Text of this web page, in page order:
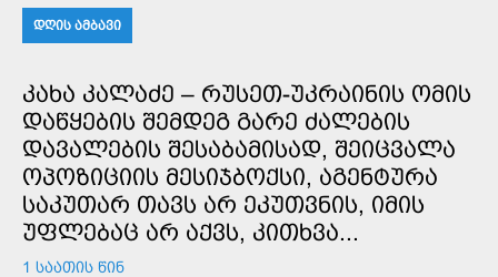
ᲓᲦᲘᲡ ᲐᲛᲑᲐᲕᲘ
ᲙᲐᲮᲐ ᲙᲐᲚᲐᲫᲔ – ᲠᲣᲡᲔᲗ-ᲣᲙᲠᲐᲘᲜᲘᲡ ᲝᲛᲘᲡ
ᲓᲐᲬᲧᲔᲑᲘᲡ ᲨᲔᲛᲓᲔᲒ ᲒᲐᲠᲔ ᲫᲐᲚᲔᲑᲘᲡ
ᲓᲐᲕᲐᲚᲔᲑᲘᲡ ᲨᲔᲡᲐᲑᲐᲛᲘᲡᲐᲓ, ᲨᲔᲘᲪᲕᲐᲚᲐ
ᲝᲞᲝᲖᲘᲪᲘᲘᲡ ᲛᲔᲡᲘᲯᲑᲝᲥᲡᲘ, ᲐᲒᲔᲜᲢᲣᲠᲐ
ᲡᲐᲙᲣᲗᲐᲠ ᲗᲐᲕᲡ ᲐᲠ ᲔᲙᲣᲗᲕᲜᲘᲡ, ᲘᲛᲘᲡ
ᲣᲤᲚᲔᲑᲐᲪ ᲐᲠ ᲐᲥᲕᲡ, ᲙᲘᲗᲮᲕᲐ...
1 ᲡᲐᲐᲗᲘᲡ ᲬᲘᲜ